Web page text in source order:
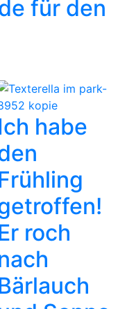
für den
habe
roch